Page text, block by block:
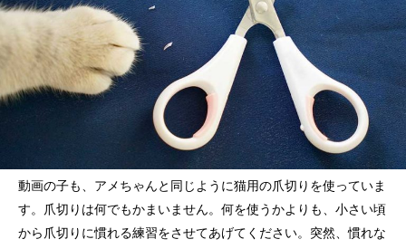
動画の子も、アメちゃんと同じように猫用の爪切りを使っていま
す。爪切りは何でもかまいません。何を使うかよりも、小さい頃
から爪切りに慣れる練習をさせてあげてください。突然、慣れな